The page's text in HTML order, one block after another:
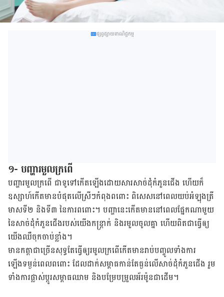
ផ្សព្វផ្សាយពាណិជ្ជកម្ម
១- បញ្ហារមួលក្រពើ
បញ្ហារមួលក្រពើ ជាទូទៅកើតឡើងដោយសារសាច់ដុំកំភួនជើង ហើយក៏
ឧស្សាហ៍កើតមានបំផុតលើស្រីៗកំពុងពពោះ ពិសេសនៅពេលយប់​អំឡុងត្រី
មាសទី២ និងទី៣ នៃការពពោះ។ បញ្ហានេះកើតមាននៅពេលផ្នែក​ណាមួយ​
នៃ​សាច់​ដុំកំភួនជើងរបស់យើងកន្ត្រាក់ និងរមួលចូលគ្នា ហើយពិតជាធ្វើឲ្យ
យើងឈឺចុកចាប់ខ្លាំង។
មានកត្តាជាច្រើនសុទ្ធតែធ្វើឲ្យរមួលក្រពើកើតមាន​រាប់បញ្ចូលទាំងការ
ឡើងទម្ងន់​ពេលពពោះ ដែលដាក់​សម្ពាធ​កាន់​តែ​ធ្ងន់​លើសាច់​ដុំ​កំភួន​ជើង​ រួម​
ទាំង​ការផ្លាស់​ប្តូរ​សម្ពាធឈាម និងបម្រែបម្រួល​អ័រម៉ូន​ជាដើម។